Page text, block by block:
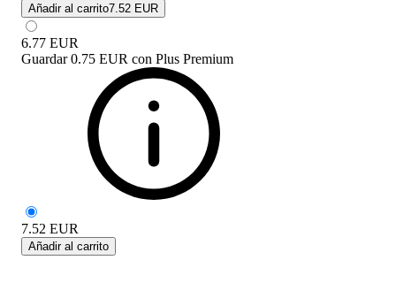
Añadir al carrito7.52 EUR
6.77 EUR
Guardar 0.75 EUR con Plus Premium
7.52 EUR
Añadir al carrito